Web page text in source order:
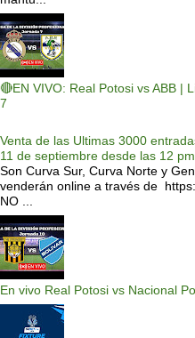
🔴EN VIVO: Real Potosi vs ABB |
7
Venta de las Ultimas 3000
11 de septiembre desde las 12
Son Curva Sur, Curva Norte y
venderán online a través de
NO ...
En vivo Real Potosi vs Nacional